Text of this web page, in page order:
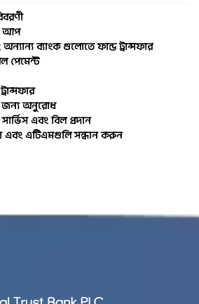
আপ
ব্যাংক গুলোতে ফান্ড ট্রান্সফার
পেমেন্ট
জন্য অনুরোধ
সার্ভিস এবং বিল প্রদান
এবং এটিএমগুলি সন্ধান করুন